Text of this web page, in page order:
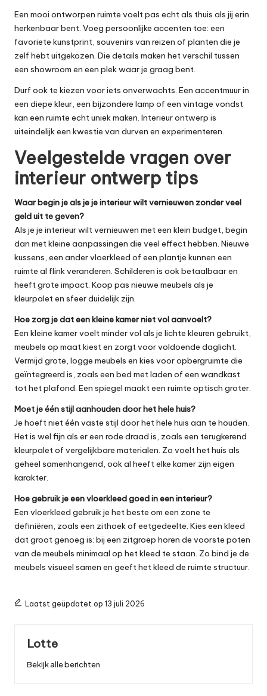
Een mooi ontworpen ruimte voelt pas echt als thuis als jij erin
herkenbaar bent. Voeg persoonlijke accenten toe: een
favoriete kunstprint, souvenirs van reizen of planten die je
zelf hebt uitgekozen. Die details maken het verschil tussen
een showroom en een plek waar je graag bent.
Durf ook te kiezen voor iets onverwachts. Een accentmuur in
een diepe kleur, een bijzondere lamp of een vintage vondst
kan een ruimte echt uniek maken. Interieur ontwerp is
uiteindelijk een kwestie van durven en experimenteren.
Veelgestelde vragen over
interieur ontwerp tips
Waar begin je als je je interieur wilt vernieuwen zonder veel
geld uit te geven?
Als je je interieur wilt vernieuwen met een klein budget, begin
dan met kleine aanpassingen die veel effect hebben. Nieuwe
kussens, een ander vloerkleed of een plantje kunnen een
ruimte al flink veranderen. Schilderen is ook betaalbaar en
heeft grote impact. Koop pas nieuwe meubels als je
kleurpalet en sfeer duidelijk zijn.
Hoe zorg je dat een kleine kamer niet vol aanvoelt?
Een kleine kamer voelt minder vol als je lichte kleuren gebruikt,
meubels op maat kiest en zorgt voor voldoende daglicht.
Vermijd grote, logge meubels en kies voor opbergruimte die
geïntegreerd is, zoals een bed met laden of een wandkast
tot het plafond. Een spiegel maakt een ruimte optisch groter.
Moet je één stijl aanhouden door het hele huis?
Je hoeft niet één vaste stijl door het hele huis aan te houden.
Het is wel fijn als er een rode draad is, zoals een terugkerend
kleurpalet of vergelijkbare materialen. Zo voelt het huis als
geheel samenhangend, ook al heeft elke kamer zijn eigen
karakter.
Hoe gebruik je een vloerkleed goed in een interieur?
Een vloerkleed gebruik je het beste om een zone te
definiëren, zoals een zithoek of eetgedeelte. Kies een kleed
dat groot genoeg is: bij een zitgroep horen de voorste poten
van de meubels minimaal op het kleed te staan. Zo bind je de
meubels visueel samen en geeft het kleed de ruimte structuur.
Laatst geüpdatet op 13 juli 2026
Lotte
Bekijk alle berichten